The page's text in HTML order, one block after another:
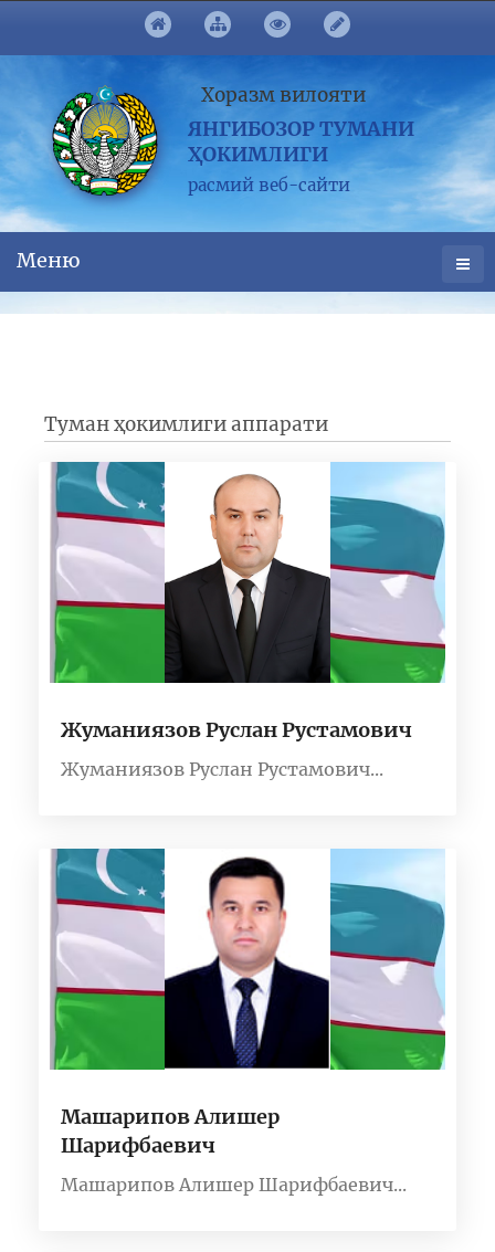
Хоразм вилояти
ЯНГИБОЗОР ТУМАНИ
ҲОКИМЛИГИ
расмий веб-сайти
Меню
Туман ҳокимлиги аппарати
Жуманиязов Руслан Рустамович
Жуманиязов Руслан Рустамович...
Машарипов Алишер
Шарифбаевич
Машарипов Алишер Шарифбаевич...